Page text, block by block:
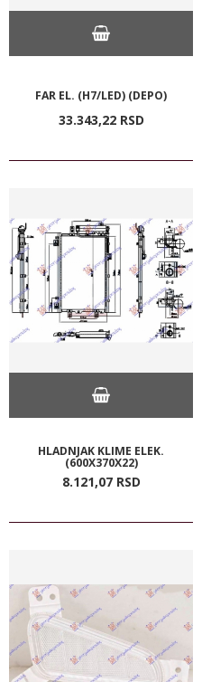
FAR EL. (H7/LED) (DEPO)
33.343,22 RSD
HLADNJAK KLIME ELEK.
(600X370X22)
8.121,07 RSD